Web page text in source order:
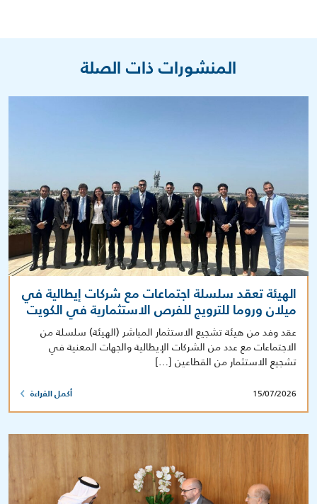
المنشورات ذات الصلة
الهيئة تعقد سلسلة اجتماعات مع شركات إيطالية في
ميلان وروما للترويج للفرص الاستثمارية في الكويت
عقد وفد من هيئة تشجيع الاستثمار المباشر (الهيئة) سلسلة من
الاجتماعات مع عدد من الشركات الإيطالية والجهات المعنية في
تشجيع الاستثمار من القطاعين […]
15/07/2026 أكمل القراءة